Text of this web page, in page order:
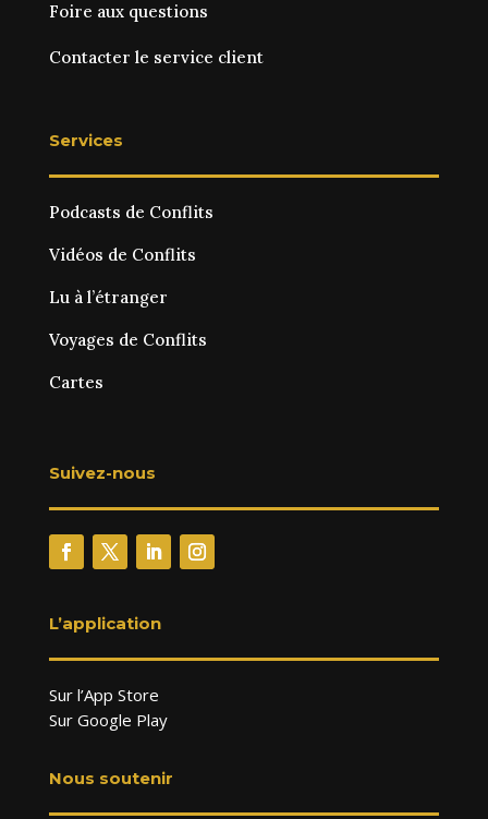
Foire aux questions
Contacter le service client
Services
Podcasts de Conflits
Vidéos de Conflits
Lu à l’étranger
Voyages de Conflits
Cartes
Suivez-nous
L’application
Sur l’App Store
Sur Google Play
Nous soutenir